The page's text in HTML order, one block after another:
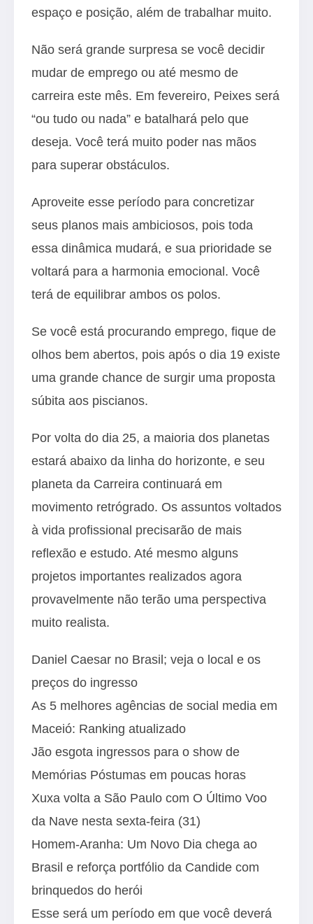
espaço e posição, além de trabalhar muito.
Não será grande surpresa se você decidir
mudar de emprego ou até mesmo de
carreira este mês. Em fevereiro, Peixes será
“ou tudo ou nada” e batalhará pelo que
deseja. Você terá muito poder nas mãos
para superar obstáculos.
Aproveite esse período para concretizar
seus planos mais ambiciosos, pois toda
essa dinâmica mudará, e sua prioridade se
voltará para a harmonia emocional. Você
terá de equilibrar ambos os polos.
Se você está procurando emprego, fique de
olhos bem abertos, pois após o dia 19 existe
uma grande chance de surgir uma proposta
súbita aos piscianos.
Por volta do dia 25, a maioria dos planetas
estará abaixo da linha do horizonte, e seu
planeta da Carreira continuará em
movimento retrógrado. Os assuntos voltados
à vida profissional precisarão de mais
reflexão e estudo. Até mesmo alguns
projetos importantes realizados agora
provavelmente não terão uma perspectiva
muito realista.
Daniel Caesar no Brasil; veja o local e os
preços do ingresso
As 5 melhores agências de social media em
Maceió: Ranking atualizado
Jão esgota ingressos para o show de
Memórias Póstumas em poucas horas
Xuxa volta a São Paulo com O Último Voo
da Nave nesta sexta-feira (31)
Homem-Aranha: Um Novo Dia chega ao
Brasil e reforça portfólio da Candide com
brinquedos do herói
Esse será um período em que você deverá